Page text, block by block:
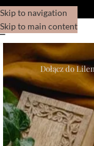
Skip to navigation
Skip to main content
Dołącz do